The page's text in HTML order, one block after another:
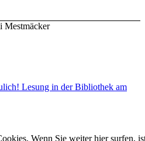
Lesung in der Bibliothek am
Wenn Sie weiter hier surfen,